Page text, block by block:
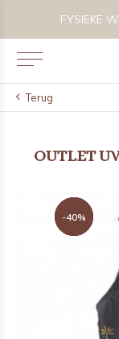
FYSIEKE
Terug
OUTLET
-40%
-40%
-40%